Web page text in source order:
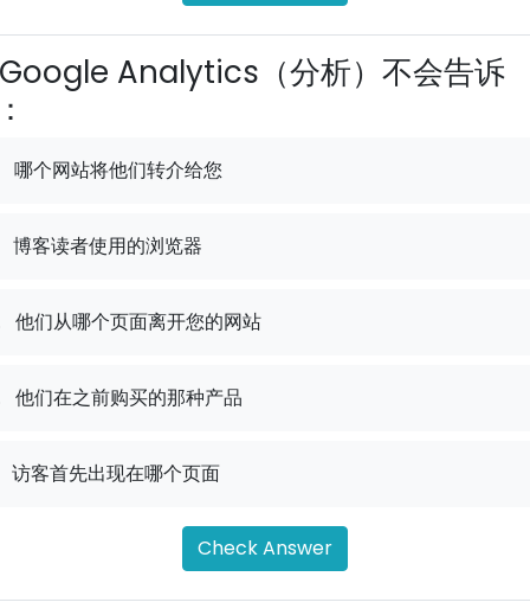
Google Analytics（分析）不会告诉
哪个网站将他们转介给您
博客读者使用的浏览器
他们从哪个页面离开您的网站
他们在之前购买的那种产品
访客首先出现在哪个页面
Check Answer